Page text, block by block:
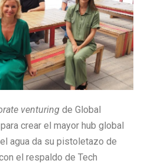
venturing de Global
crear el mayor hub global
agua da su pistoletazo de
el respaldo de Tech